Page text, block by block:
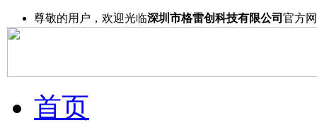
尊敬的用户，欢迎光临深圳市格雷创科技有限公司 官方
首页